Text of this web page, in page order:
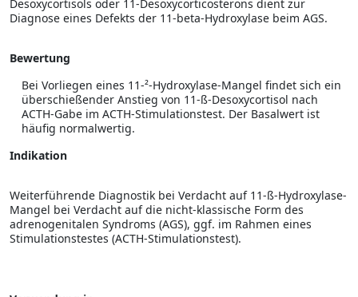
Desoxycortisols oder 11-Desoxycorticosterons dient zur
Diagnose eines Defekts der 11-beta-Hydroxylase beim AGS.
Bewertung
Bei Vorliegen eines 11-²-Hydroxylase-Mangel findet sich ein
überschießender Anstieg von 11-ß-Desoxycortisol nach
ACTH-Gabe im ACTH-Stimulationstest. Der Basalwert ist
häufig normalwertig.
Indikation
Weiterführende Diagnostik bei Verdacht auf 11-ß-Hydroxylase-
Mangel bei Verdacht auf die nicht-klassische Form des
adrenogenitalen Syndroms (AGS), ggf. im Rahmen eines
Stimulationstestes (ACTH-Stimulationstest).